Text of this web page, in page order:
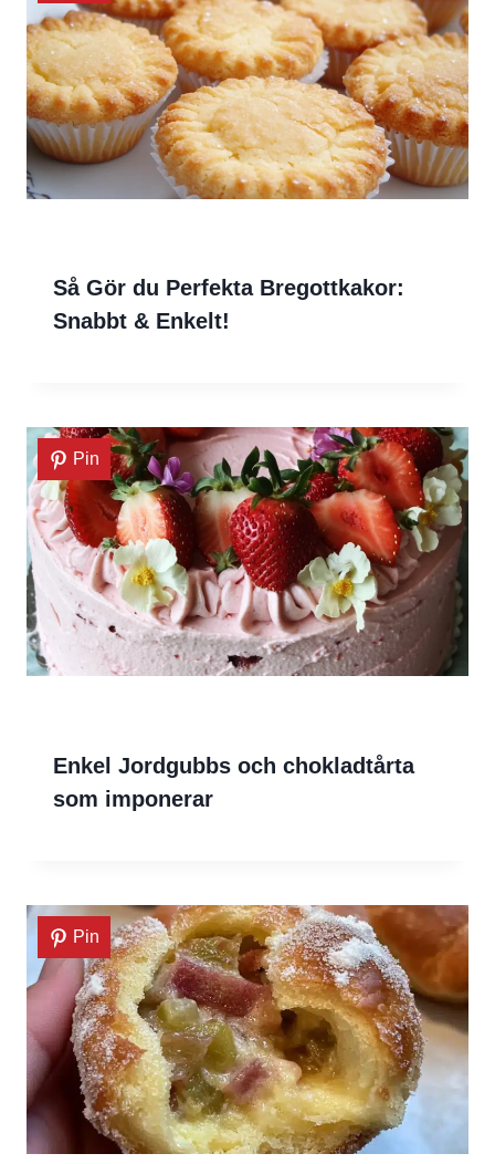
Så Gör du Perfekta Bregottkakor:
Snabbt & Enkelt!
Pin
Enkel Jordgubbs och chokladtårta
som imponerar
Pin